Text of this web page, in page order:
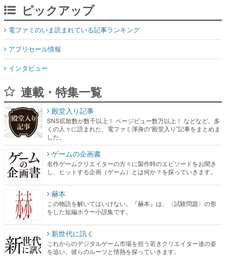
ピックアップ
電ファミのいま読まれている記事ランキング
アプリセール情報
インタビュー
連載・特集一覧
殿堂入り記事
SNS拡散数が数千以上！ ページビュー数万以上！ などなど。多
くの人々に読まれた、電ファミ渾身の“殿堂入り”記事をまとめま
した。
ゲームの企画書
名作ゲームクリエイターの方々に製作時のエピソードをお聞き
し、ヒットする企画（ゲーム）とは何か？を探っていきます。
赫本
この物語を解いてはいけない。『赫本』は、〈試験問題〉の形
をした短編ホラー小説集です。
新世代に訊く
これからのデジタルゲーム市場を担う若きクリエイター達の姿
を追い、彼らのルーツと情熱を探っていきます。